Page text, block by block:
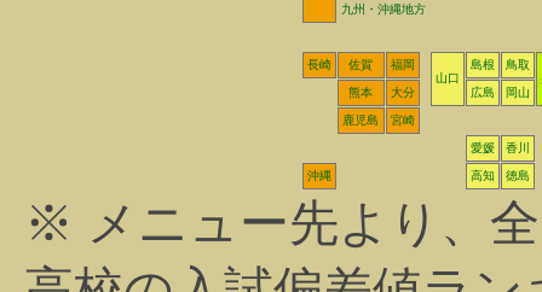
九州・沖縄地方
長崎 佐賀
福岡
山口
島根
鳥取
熊本
大分 広島 岡山
鹿児島 宮崎
愛媛 香川
沖縄 高知 徳島
※ メニュー先より、